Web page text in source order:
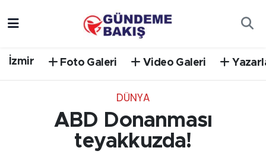
İzmir Foto Galeri Video Galeri
DÜNYA
ABD Donanması
teyakkuzda!
Süper Lig Puan Durumu ve Fikstür